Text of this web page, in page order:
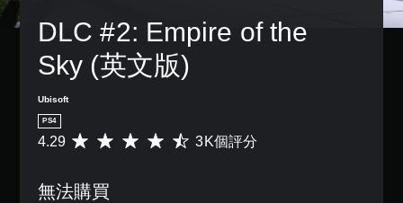
DLC #2: Empire of the
Sky (英文版)
Ubisoft
PS4
平
分
4.29 3K個評分
無法購買